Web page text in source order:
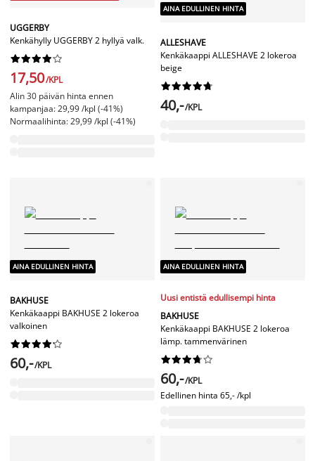
UGGERBY
Kenkähylly UGGERBY 2 hyllyä valk.






17,50/KPL
Alin 30 päivän hinta ennen
kampanjaa: 29,99 /kpl (-41%)
Normaalihinta: 29,99 /kpl (-41%)
AINA EDULLINEN HINTA
ALLESHAVE
Kenkäkaappi ALLESHAVE 2 lokeroa
beige






40,-/KPL
AINA EDULLINEN HINTA
BAKHUSE
Kenkäkaappi BAKHUSE 2 lokeroa
valkoinen






60,-/KPL
AINA EDULLINEN HINTA
Uusi entistä edullisempi hinta
BAKHUSE
Kenkäkaappi BAKHUSE 2 lokeroa
lämp. tammenvärinen






60,-/KPL
Edellinen hinta 65,- /kpl